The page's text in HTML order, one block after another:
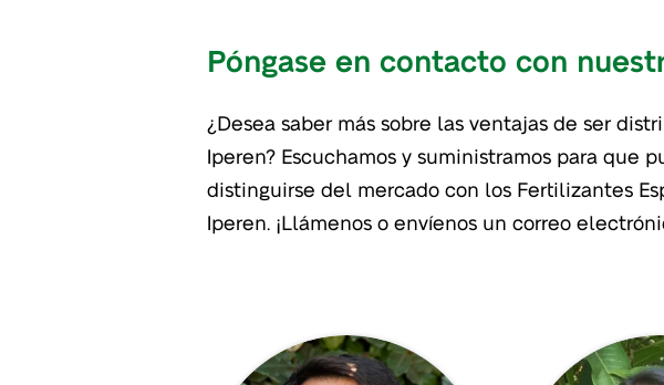
Póngase en contacto con
¿Desea saber más sobre las ventajas de ser
Iperen? Escuchamos y suministramos para que
distinguirse del mercado con los Fertilizantes
Iperen. ¡Llámenos o envíenos un correo
encantaría hacer crecer una relación sólida con